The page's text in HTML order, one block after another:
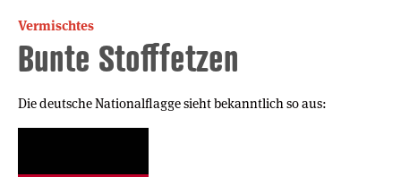
Vermischtes
Bunte Stofffetzen
Die deutsche Nationalflagge sieht bekanntlich so aus: